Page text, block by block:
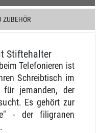
ZUBEHÖR
Stiftehalter
Telefonieren ist
Schreibtisch im
jemanden, der
Es gehört zur
- der filigranen